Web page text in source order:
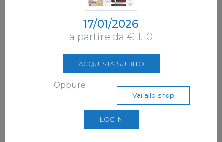
17/01/2026
a partire da € 1.10
ACQUISTA SUBITO
Oppure
Vai allo shop
LOGIN